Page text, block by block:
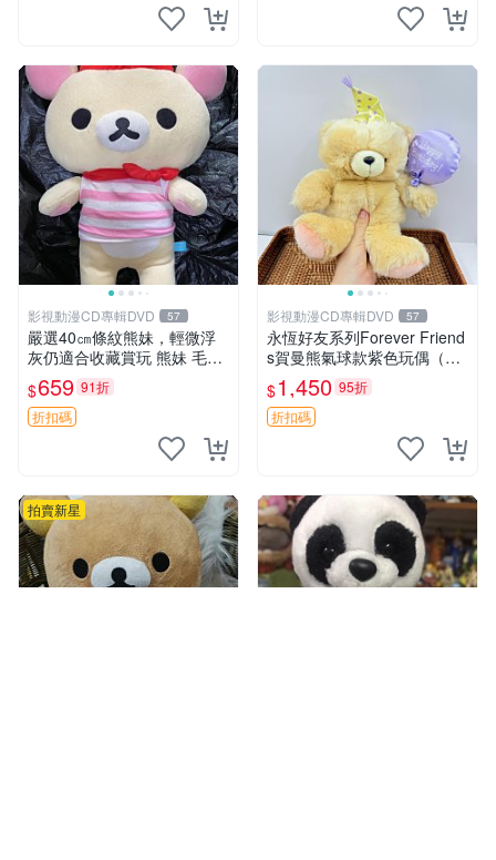
影視動漫CD專輯DVD 57
嚴選40㎝條紋熊妹，輕微浮
灰仍適合收藏賞玩 熊妹 毛絨
玩具 浮雕熊
$659 91折
折扣碼
影視動漫CD專輯DVD 57
永恆好友系列Forever Friend
s賀曼熊氣球款紫色玩偶（鼻
子稍有磨損） 中古玩具 氣球
熊 玩偶
$1,450 95折
折扣碼
拍賣新星